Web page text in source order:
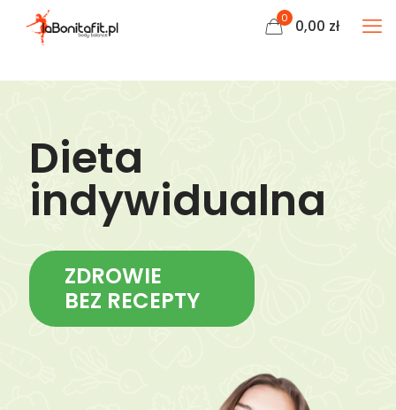
0 0,00 zł
Dieta
indywidualna
ZDROWIE
BEZ RECEPTY